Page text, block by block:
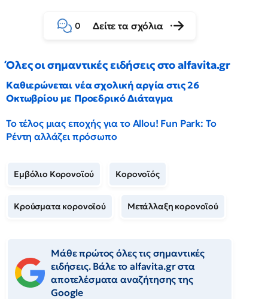
0 Δείτε τα σχόλια
Όλες οι σημαντικές ειδήσεις στο alfavita.gr
Καθιερώνεται νέα σχολική αργία στις 26
Οκτωβρίου με Προεδρικό Διάταγμα
Το τέλος μιας εποχής για το Allou! Fun Park: Το
Ρέντη αλλάζει πρόσωπο
Εμβόλιο Κορονοϊού Κορονοϊός
Κρούσματα κορονοϊού Μετάλλαξη κορονοϊού
Μάθε πρώτος όλες τις σημαντικές
ειδήσεις. Βάλε το alfavita.gr στα
αποτελέσματα αναζήτησης της
Google